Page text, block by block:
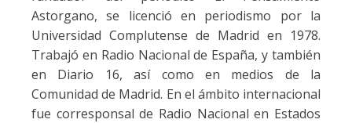
Astorgano, se licenció en periodismo por la
Universidad Complutense de Madrid en 1978.
Trabajó en Radio Nacional de España, y también
en Diario 16, así como en medios de la
Comunidad de Madrid. En el ámbito internacional
fue corresponsal de Radio Nacional en Estados